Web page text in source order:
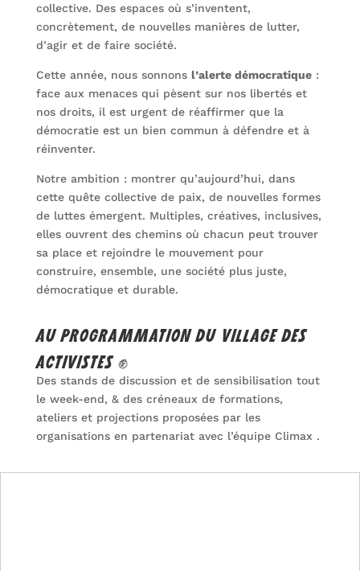
collective. Des espaces où s’inventent,
concrètement, de nouvelles manières de lutter,
d’agir et de faire société.
Cette année, nous sonnons l’alerte démocratique:
face aux menaces qui pèsent sur nos libertés et
nos droits, il est urgent de réaffirmer que la
démocratie est un bien commun à défendre et à
réinventer.
Notre ambition : montrer qu’aujourd’hui, dans
cette quête collective de paix, de nouvelles formes
de luttes émergent. Multiples, créatives, inclusives,
elles ouvrent des chemins où chacun peut trouver
sa place et rejoindre le mouvement pour
construire, ensemble, une société plus juste,
démocratique et durable.
AU PROGRAMMATION DU VILLAGE DES
ACTIVISTES ✊
Des stands de discussion et de sensibilisation tout
le week-end, & des créneaux de formations,
ateliers et projections proposées par les
organisations en partenariat avec l’équipe Climax .